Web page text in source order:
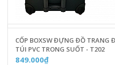
CỐP BOXSW ĐỰNG ĐỒ TRANG
TÚI PVC TRONG SUỐT - T202
849.000₫